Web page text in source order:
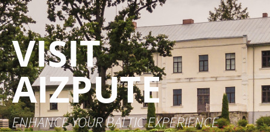
VISIT
AIZPUTE
ENHANCE YOUR BALTIC EXPERIENCE